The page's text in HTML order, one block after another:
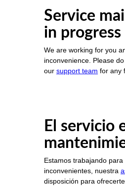
Service
in progress
We are working for you
inconvenience. Please
our support team for any
El servicio
Estamos trabajando
inconvenientes, nuestra
disposición para